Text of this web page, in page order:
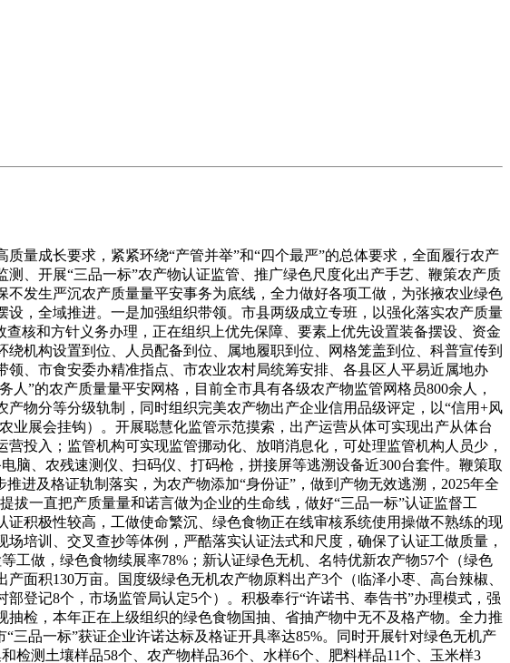
成长要求，紧紧环绕“产管并举”和“四个最严”的总体要求，全面履行农产
、开展“三品一标”农产物认证监管、推广绿色尺度化出产手艺、鞭策农产质
发生严沉农产质量量平安事务为底线，全力做好各项工做，为张掖农业绿色
，全域推进。一是加强组织带领。市县两级成立专班，以强化落实农产质量
核和方针义务办理，正在组织上优先保障、要素上优先设置装备摆设、资金
机构设置到位、人员配备到位、属地履职到位、网格笼盖到位、科普宣传到
、市食安委办精准指点、市农业农村局统筹安排、各县区人平易近属地办
”的农产质量量平安网格，目前全市具有各级农产物监管网格员800余人，
物分等分级轨制，同时组织完美农产物出产企业信用品级评定，以“信用+风
业展会挂钩）。开展聪慧化监管示范摸索，出产运营从体可实现出产从体台
投入；监管机构可实现监管挪动化、放哨消息化，可处理监管机构人员少，
脑、农残速测仪、扫码仪、打码枪，拼接屏等逃溯设备近300台套件。鞭策取
进及格证轨制落实，为农产物添加“身份证”，做到产物无效逃溯，2025年全
拔一直把产质量量和诺言做为企业的生命线，做好“三品一标”认证监督工
积极性较高，工做使命繁沉、绿色食物正在线审核系统使用操做不熟练的现
培训、交叉查抄等体例，严酷落实认证法式和尺度，确保了认证工做质量，
工做，绿色食物续展率78%；新认证绿色无机、名特优新农产物57个（绿色
面积130万亩。国度级绿色无机农产物原料出产3个（临泽小枣、高台辣椒、
登记8个，市场监管局认定5个）。积极奉行“许诺书、奉告书”办理模式，强
检，本年正在上级组织的绿色食物国抽、省抽产物中无不及格产物。全力推
品一标”获证企业许诺达标及格证开具率达85%。同时开展针对绿色无机产
检测土壤样品58个、农产物样品36个、水样6个、肥料样品11个、玉米样3